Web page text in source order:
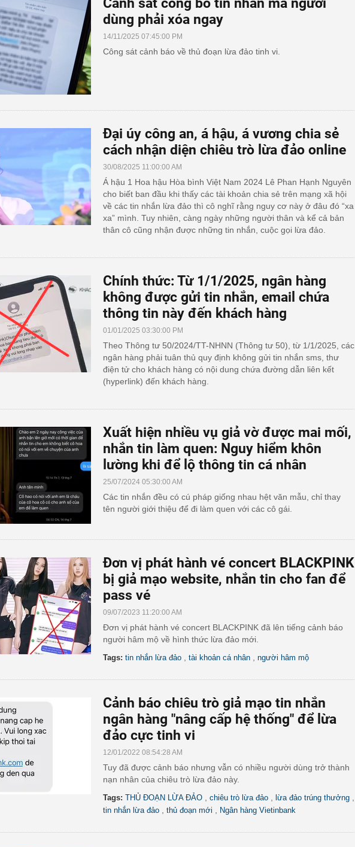
Cảnh sát công bố tin nhắn mà người
dùng phải xóa ngay
14/11/2025 07:45:00 PM
Công sát cảnh báo về thủ đoạn lừa đảo tinh vi.
Đại úy công an, á hậu, á vương chia sẻ
cách nhận diện chiêu trò lừa đảo online
30/08/2025 11:00:00 AM
Á hậu 1 Hoa hậu Hòa bình Việt Nam 2024 Lê Phan Hạnh Nguyên
cho biết ban đầu khi thấy các tài khoản chia sẻ trên mạng xã hội
về các tin nhắn lừa đảo thì cô nghĩ rằng nguy cơ này ở đâu đó “xa
xa” mình. Tuy nhiên, càng ngày những người thân và kể cả bản
thân cô cũng nhận được những tin nhắn, cuộc gọi lừa đảo.
Chính thức: Từ 1/1/2025, ngân hàng
không được gửi tin nhắn, email chứa
thông tin này đến khách hàng
01/01/2025 03:30:00 PM
Theo Thông tư 50/2024/TT-NHNN (Thông tư 50), từ 1/1/2025, các
ngân hàng phải tuân thủ quy định không gửi tin nhắn sms, thư
điện tử cho khách hàng có nội dung chứa đường dẫn liên kết
(hyperlink) đến khách hàng.
Xuất hiện nhiều vụ giả vờ được mai mối,
nhắn tin làm quen: Nguy hiểm khôn
lường khi để lộ thông tin cá nhân
25/07/2024 05:30:00 AM
Các tin nhắn đều có cú pháp giống nhau hệt văn mẫu, chỉ thay
tên người giới thiệu để đi làm quen với các cô gái.
Đơn vị phát hành vé concert BLACKPINK
bị giả mạo website, nhắn tin cho fan để
pass vé
09/07/2023 11:20:00 AM
Đơn vị phát hành vé concert BLACKPINK đã lên tiếng cảnh báo
người hâm mộ về hình thức lừa đảo mới.
Tags: tin nhắn lừa đảo tài khoản cá nhân người hâm mộ
Cảnh báo chiêu trò giả mạo tin nhắn
ngân hàng "nâng cấp hệ thống" để lừa
đảo cực tinh vi
12/01/2022 08:54:28 AM
Tuy đã được cảnh báo nhưng vẫn có nhiều người dùng trở thành
nạn nhân của chiêu trò lừa đảo này.
Tags: THỦ ĐOẠN LỪA ĐẢO chiêu trò lừa đảo lừa đảo trúng thưởng
tin nhắn lừa đảo thủ đoạn mới Ngân hàng Vietinbank